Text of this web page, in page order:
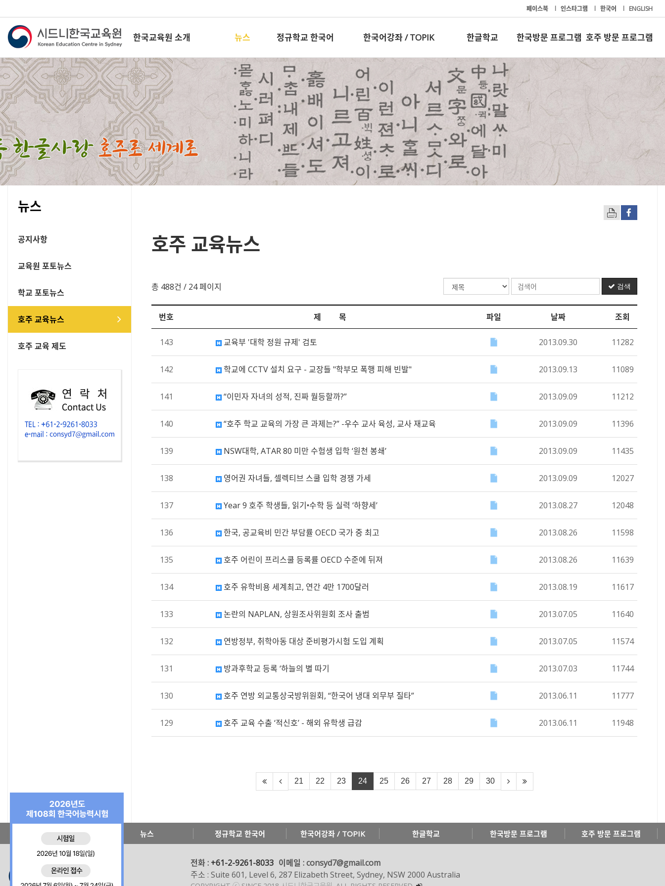
페이스북 l 인스타그램 l 한국어 l ENGLISH
한국교육원 소개 뉴스 정규학교 한국어 한국어강좌 / TOPIK 한글학교 한국방문 프로그램 호주 방문 프로그램
뉴스
공지사항
교육원 포토뉴스
학교 포토뉴스
호주 교육뉴스
호주 교육 제도
호주 교육뉴스
총 488건 / 24 페이지 검색
번호 제 목 파일 날짜 조회
143 교육부 '대학 정원 규제' 검토 2013.09.30 11282
142 학교에 CCTV 설치 요구 - 교장들 "학부모 폭행 피해 빈발" 2013.09.13 11089
141 “이민자 자녀의 성적, 진짜 월등할까?” 2013.09.09 11212
140 “호주 학교 교육의 가장 큰 과제는?” -우수 교사 육성, 교사 재교육 2013.09.09 11396
139 NSW대학, ATAR 80 미만 수험생 입학 ‘원천 봉쇄’ 2013.09.09 11435
138 영어권 자녀들, 셀렉티브 스쿨 입학 경쟁 가세 2013.09.09 12027
137 Year 9 호주 학생들, 읽기•수학 등 실력 ‘하향세’ 2013.08.27 12048
136 한국, 공교육비 민간 부담률 OECD 국가 중 최고 2013.08.26 11598
135 호주 어린이 프리스쿨 등록률 OECD 수준에 뒤져 2013.08.26 11639
134 호주 유학비용 세계최고, 연간 4만 1700달러 2013.08.19 11617
133 논란의 NAPLAN, 상원조사위원회 조사 출범 2013.07.05 11640
132 연방정부, 취학아동 대상 준비평가시험 도입 계획 2013.07.05 11574
131 방과후학교 등록 ‘하늘의 별 따기 2013.07.03 11744
130 호주 연방 외교통상국방위원회, “한국어 냉대 외무부 질타” 2013.06.11 11777
129 호주 교육 수출 ‘적신호’ - 해외 유학생 급감 2013.06.11 11948
21 22 23 24 25 26 27 28 29 30
한국교육원 소개 뉴스 정규학교 한국어 한국어강좌 / TOPIK 한글학교 한국방문 프로그램 호주 방문 프로그램
전화 : +61-2-9261-8033 이메일 : consyd7@gmail.com
주소 : Suite 601, Level 6, 287 Elizabeth Street, Sydney, NSW 2000 Australia